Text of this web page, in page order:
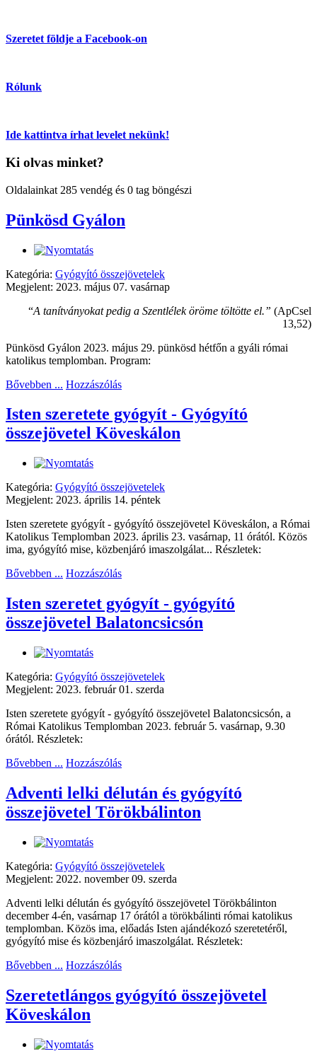
Szeretet földje a Facebook-on
Rólunk
Ide kattintva írhat levelet nekünk!
Ki olvas minket?
Oldalainkat 285 vendég és 0 tag böngészi
Pünkösd Gyálon
Kategória: Gyógyító összejövetelek
Megjelent: 2023. május 07. vasárnap
“A tanítványokat pedig a Szentlélek öröme töltötte el.” (ApCsel
13,52)
Pünkösd Gyálon 2023. május 29. pünkösd hétfőn a gyáli római
katolikus templomban. Program:
Bővebben ... Hozzászólás
Isten szeretete gyógyít - Gyógyító
összejövetel Köveskálon
Kategória: Gyógyító összejövetelek
Megjelent: 2023. április 14. péntek
Isten szeretete gyógyít - gyógyító összejövetel Köveskálon, a Római
Katolikus Templomban 2023. április 23. vasárnap, 11 órától. Közös
ima, gyógyító mise, közbenjáró imaszolgálat... Részletek:
Bővebben ... Hozzászólás
Isten szeretet gyógyít - gyógyító
összejövetel Balatoncsicsón
Kategória: Gyógyító összejövetelek
Megjelent: 2023. február 01. szerda
Isten szeretete gyógyít - gyógyító összejövetel Balatoncsicsón, a
Római Katolikus Templomban 2023. február 5. vasárnap, 9.30
órától. Részletek:
Bővebben ... Hozzászólás
Adventi lelki délután és gyógyító
összejövetel Törökbálinton
Kategória: Gyógyító összejövetelek
Megjelent: 2022. november 09. szerda
Adventi lelki délután és gyógyító összejövetel Törökbálinton
december 4-én, vasárnap 17 órától a törökbálinti római katolikus
templomban. Közös ima, előadás Isten ajándékozó szeretetéről,
gyógyító mise és közbenjáró imaszolgálat. Részletek:
Bővebben ... Hozzászólás
Szeretetlángos gyógyító összejövetel
Köveskálon